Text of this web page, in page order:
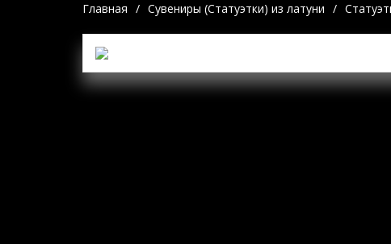
Главная / Сувениры (Статуэтки) из латуни /